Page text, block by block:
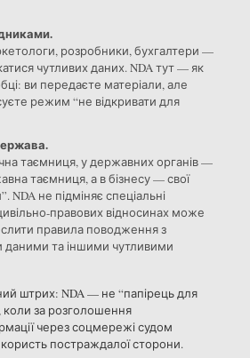
розробники, бухгалтери —
чутливих даних. NDA тут — як
ви передаєте матеріали, але
режим “не відкривати для
таємниця, у державних органів —
таємниця, а в бізнесу — свої
NDA не підміняє спеціальні
правових відносинах може
правила поводження з
та іншими чутливими
штрих: NDA — не “папірець для
коли за розголошення
через соцмережі судом
постраждалої сторони.